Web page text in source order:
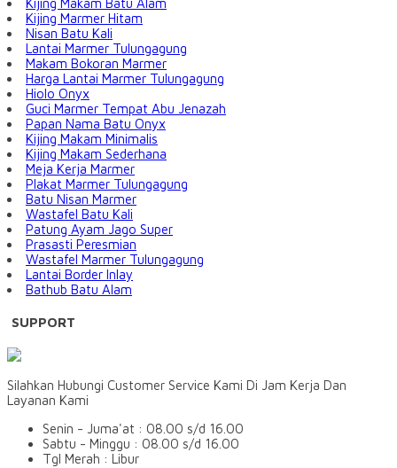
Kijing Makam Batu Alam
Kijing Marmer Hitam
Nisan Batu Kali
Lantai Marmer Tulungagung
Makam Bokoran Marmer
Harga Lantai Marmer Tulungagung
Hiolo Onyx
Guci Marmer Tempat Abu Jenazah
Papan Nama Batu Onyx
Kijing Makam Minimalis
Kijing Makam Sederhana
Meja Kerja Marmer
Plakat Marmer Tulungagung
Batu Nisan Marmer
Wastafel Batu Kali
Patung Ayam Jago Super
Prasasti Peresmian
Wastafel Marmer Tulungagung
Lantai Border Inlay
Bathub Batu Alam
SUPPORT
Silahkan Hubungi Customer Service Kami Di Jam Kerja Dan
Layanan Kami
Senin - Juma'at : 08.00 s/d 16.00
Sabtu - Minggu : 08.00 s/d 16.00
Tgl Merah : Libur